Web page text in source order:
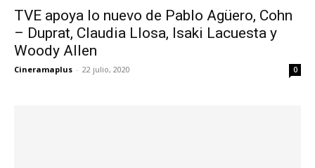
TVE apoya lo nuevo de Pablo Agüero, Cohn
– Duprat, Claudia Llosa, Isaki Lacuesta y
Woody Allen
Cineramaplus - 22 julio, 2020 0